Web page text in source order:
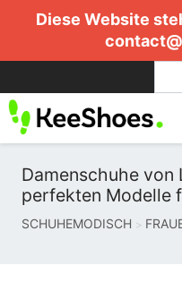
Diese Website
Damenschuhe von
perfekten Modelle
SCHUHEMODISCH